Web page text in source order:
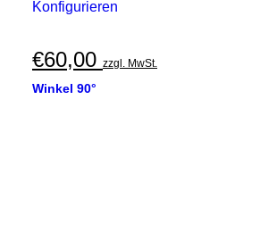
Konfigurieren
€60,00 zzgl. MwSt.
Winkel 90°